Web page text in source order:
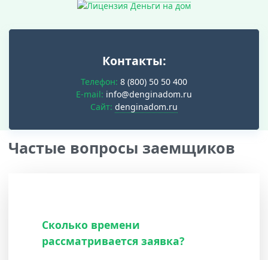
Контакты:
Телефон: 8 (800) 50 50 400
E-mail: info@denginadom.ru
Cайт: denginadom.ru
Частые вопросы заемщиков
Сколько времени
рассматривается заявка?